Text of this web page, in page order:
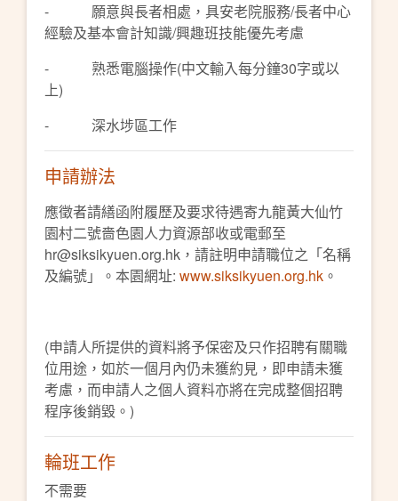
- 願意與長者相處，具安老院服務/長者中心
經驗及基本會計知識/興趣班技能優先考慮
- 熟悉電腦操作(中文輸入每分鐘30字或以
上)
- 深水埗區工作
申請辦法
應徵者請繕函附履歷及要求待遇寄九龍黃大仙竹
園村二號嗇色園人力資源部收或電郵至
hr@siksikyuen.org.hk，請註明申請職位之「名稱
及編號」。本園網址: www.siksikyuen.org.hk 。
(申請人所提供的資料將予保密及只作招聘有關職
位用途，如於一個月內仍未獲約見，即申請未獲
考慮，而申請人之個人資料亦將在完成整個招聘
程序後銷毀。)
輪班工作
不需要